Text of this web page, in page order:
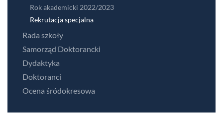
Rok akademicki 2022/2023
Rekrutacja specjalna
Rada szkoły
Samorząd Doktorancki
Dydaktyka
Doktoranci
Ocena śródokresowa